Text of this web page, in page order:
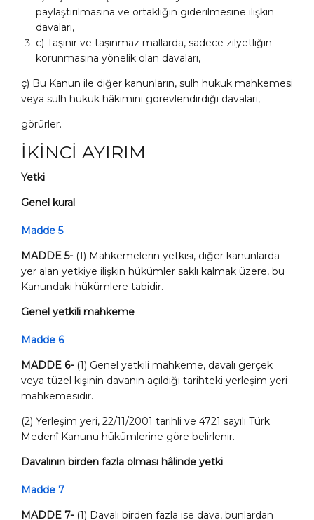
paylaştırılmasına ve ortaklığın giderilmesine ilişkin
davaları,
c) Taşınır ve taşınmaz mallarda, sadece zilyetliğin
korunmasına yönelik olan davaları,
ç) Bu Kanun ile diğer kanunların, sulh hukuk mahkemesi
veya sulh hukuk hâkimini görevlendirdiği davaları,
görürler.
İKİNCİ AYIRIM
Yetki
Genel kural
Madde 5
MADDE 5- (1) Mahkemelerin yetkisi, diğer kanunlarda
yer alan yetkiye ilişkin hükümler saklı kalmak üzere, bu
Kanundaki hükümlere tabidir.
Genel yetkili mahkeme
Madde 6
MADDE 6- (1) Genel yetkili mahkeme, davalı gerçek
veya tüzel kişinin davanın açıldığı tarihteki yerleşim yeri
mahkemesidir.
(2) Yerleşim yeri, 22/11/2001 tarihli ve 4721 sayılı Türk
Medenî Kanunu hükümlerine göre belirlenir.
Davalının birden fazla olması hâlinde yetki
Madde 7
MADDE 7- (1) Davalı birden fazla ise dava, bunlardan